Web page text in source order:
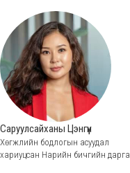
Саруулсайханы Цэнгүүн
Хөгжлийн бодлогын асуудал
хариуцсан Нарийн бичгийн дарга